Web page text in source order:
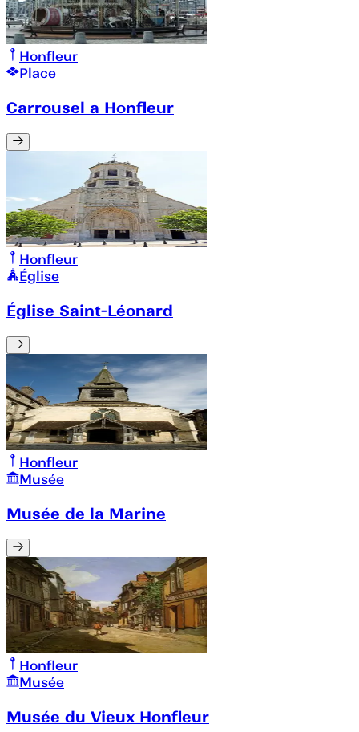
Honfleur
Place
Carrousel a Honfleur
Honfleur
Église
Église Saint-Léonard
Honfleur
Musée
Musée de la Marine
Honfleur
Musée
Musée du Vieux Honfleur